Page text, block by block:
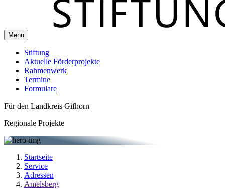
Menü
Stiftung
Aktuelle Förderprojekte
Rahmenwerk
Termine
Formulare
Für den Landkreis Gifhorn
Regionale Projekte
Startseite
Service
Adressen
Amelsberg